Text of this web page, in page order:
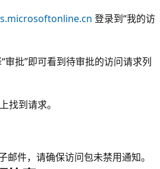
登录到“我的访
审批”即可看到待审批的访问请求列
找到请求。
邮件，请确保访问包未禁用通知。